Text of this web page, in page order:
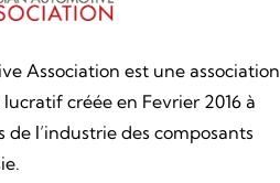
Association est une association
créée en Fevrier 2016 à
de l’industrie des composants